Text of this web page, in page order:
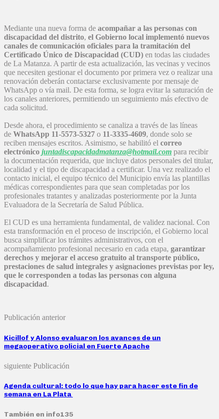
Mediante una nueva forma de acompañar a las personas con
discapacidad del distrito, el Gobierno local implementó nuevos
canales de comunicación oficiales para la tramitación del
Certificado Único de Discapacidad (CUD) en todas las ciudades
de La Matanza. A partir de esta actualización, las vecinas y vecinos
que necesiten gestionar el documento por primera vez o realizar una
renovación deberán contactarse exclusivamente por mensaje de
WhatsApp o vía mail. De esta forma, se logra evitar la saturación de
los canales anteriores, permitiendo un seguimiento más efectivo de
cada solicitud.
Desde ahora, el procedimiento se canaliza a través de las líneas
de WhatsApp 11-5573-5327 o 11-3335-4609, donde solo se
reciben mensajes escritos. Asimismo, se habilitó el correo
electrónico juntadiscapacidadmatanza@hotmail.com para recibir
la documentación requerida, que incluye datos personales del titular,
localidad y el tipo de discapacidad a certificar. Una vez realizado el
contacto inicial, el equipo técnico del Municipio envía las plantillas
médicas correspondientes para que sean completadas por los
profesionales tratantes y analizadas posteriormente por la Junta
Evaluadora de la Secretaría de Salud Pública.
El CUD es una herramienta fundamental, de validez nacional. Con
esta transformación en el proceso de inscripción, el Gobierno local
busca simplificar los trámites administrativos, con el
acompañamiento profesional necesario en cada etapa, garantizar
derechos y mejorar el acceso gratuito al transporte público,
prestaciones de salud integrales y asignaciones previstas por ley,
que le corresponden a todas las personas con alguna
discapacidad.
Publicación anterior
Kicillof y Alonso evaluaron los avances de un
megaoperativo policial en Fuerte Apache
siguiente Publicación
Agenda cultural: todo lo que hay para hacer este fin de
semana en La Plata
También en info135